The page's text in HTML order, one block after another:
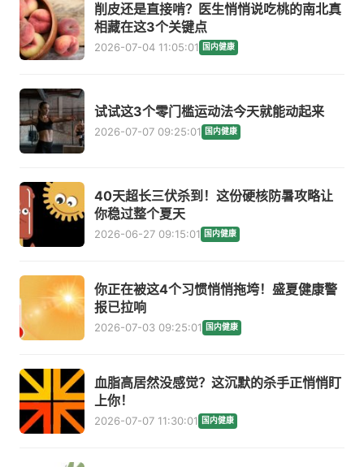
削皮还是直接啃？医生悄悄说吃桃的南北真
相藏在这3个关键点
2026-07-04 11:05:01 国内健康
试试这3个零门槛运动法今天就能动起来
2026-07-07 09:25:01 国内健康
40天超长三伏杀到！这份硬核防暑攻略让
你稳过整个夏天
2026-06-27 09:15:01 国内健康
你正在被这4个习惯悄悄拖垮！盛夏健康警
报已拉响
2026-07-03 09:25:01 国内健康
血脂高居然没感觉？这沉默的杀手正悄悄盯
上你！
2026-07-07 11:30:01 国内健康